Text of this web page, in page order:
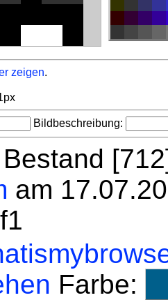
zeigen.
Bildbeschreibung:
am
Farbe: